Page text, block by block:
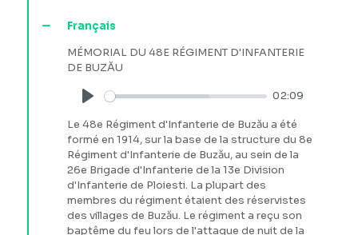
Français
MÉMORIAL DU 48E RÉGIMENT D'INFANTERIE
DE BUZĂU
Play
02:09
Le 48e Régiment d'Infanterie de Buzău a été
formé en 1914, sur la base de la structure du 8e
Régiment d'Infanterie de Buzău, au sein de la
26e Brigade d'Infanterie de la 13e Division
d'Infanterie de Ploiesti. La plupart des
membres du régiment étaient des réservistes
des villages de Buzău. Le régiment a reçu son
baptême du feu lors de l'attaque de nuit de la